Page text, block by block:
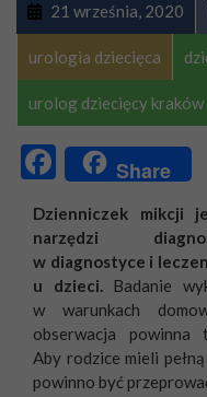
21 września, 2020
urologia dziecięca
urolog dziecięcy kraków
Facebook
Share
Dzienniczek mikcji
narzędzi
w diagnostyce i
u dzieci.
Badanie
w warunkach
obserwacja
Aby rodzice mieli
powinno być